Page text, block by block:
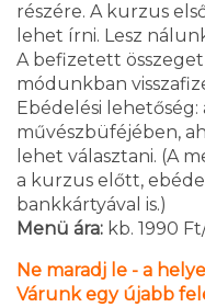
részére. A kurzus
lehet írni. Lesz
A befizetett összeget
módunkban
Ebédelési
művészbüféjében,
lehet választani. (A
a kurzus előtt,
bankkártyával is.)
Menü ára: kb. 1990
Ne maradj le - a
Várunk egy újabb